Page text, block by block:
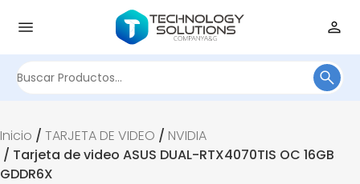
Inicio / TARJETA DE VIDEO / NVIDIA
/ Tarjeta de video ASUS DUAL-RTX4070TIS OC 16GB
GDDR6X